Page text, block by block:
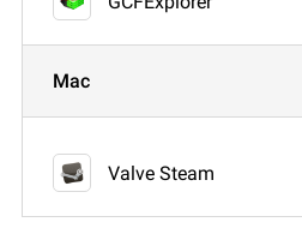
Mac
Valve Steam